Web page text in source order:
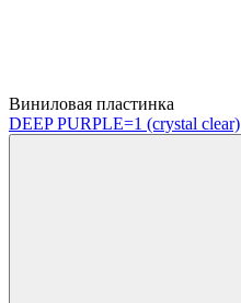
Виниловая пластинка
DEEP PURPLE=1 (crystal clear)